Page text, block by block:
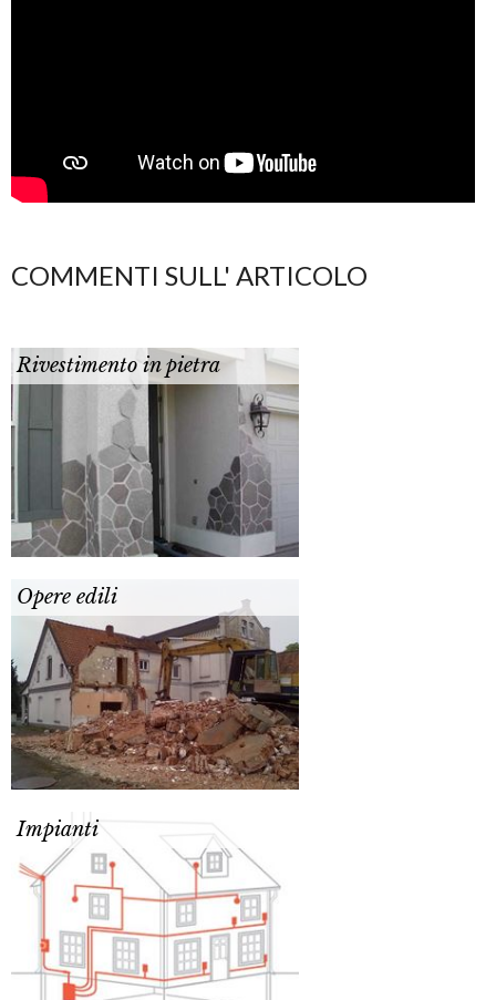
COMMENTI SULL' ARTICOLO
Rivestimento in pietra
Opere edili
Impianti